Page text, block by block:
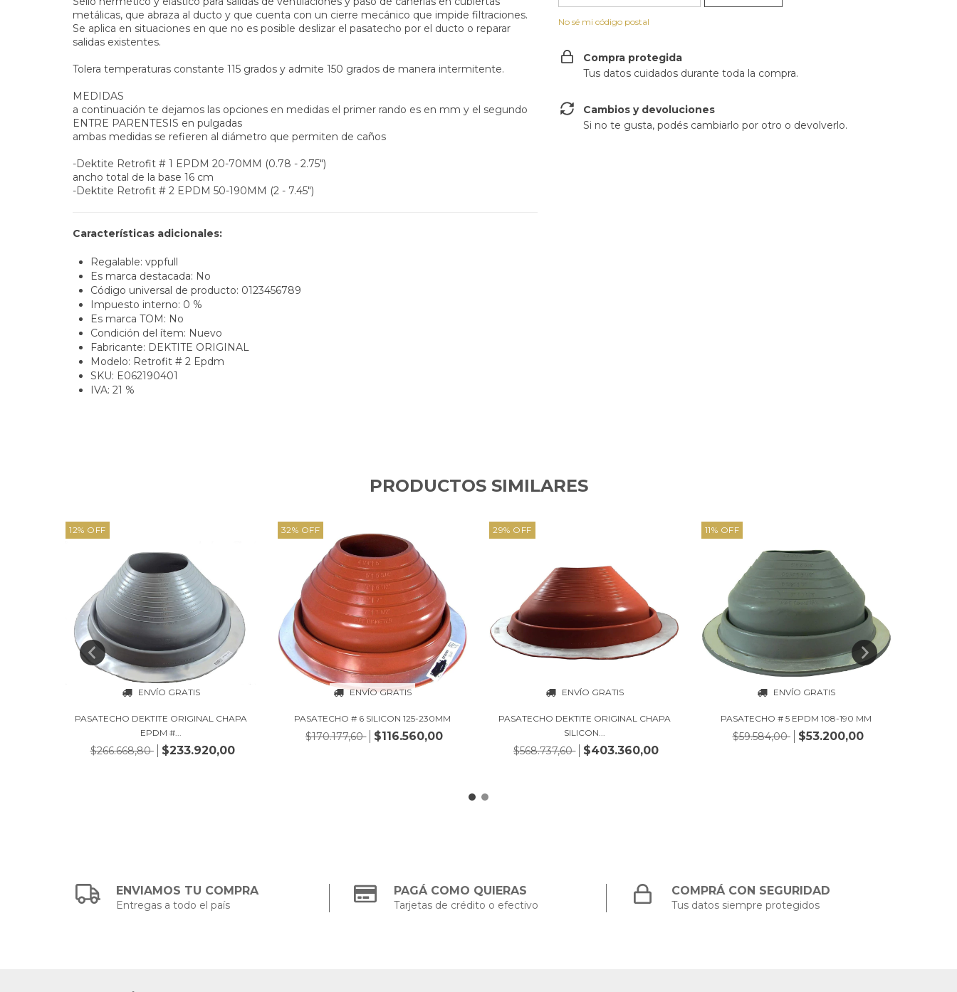
metálicas, que abraza al ducto y que cuenta con un cierre mecánico que impide filtraciones.
Se aplica en situaciones en que no es posible deslizar el pasatecho por el ducto o reparar
salidas existentes.
Tolera temperaturas constante 115 grados y admite 150 grados de manera intermitente.
MEDIDAS
a continuación te dejamos las opciones en medidas el primer rando es en mm y el segundo
ENTRE PARENTESIS en pulgadas
ambas medidas se refieren al diámetro que permiten de caños
-Dektite Retrofit # 1 EPDM 20-70MM (0.78 - 2.75")
ancho total de la base 16 cm
-Dektite Retrofit # 2 EPDM 50-190MM (2 - 7.45")
Características adicionales:
Regalable: vppfull
Es marca destacada: No
Código universal de producto: 0123456789
Impuesto interno: 0 %
Es marca TOM: No
Condición del ítem: Nuevo
Fabricante: DEKTITE ORIGINAL
Modelo: Retrofit # 2 Epdm
SKU: E062190401
IVA: 21 %
No sé mi código postal
Compra protegida
Tus datos cuidados durante toda la compra.
Cambios y devoluciones
Si no te gusta, podés cambiarlo por otro o devolverlo.
PRODUCTOS SIMILARES
12% OFF
ENVÍO GRATIS
PASATECHO DEKTITE ORIGINAL CHAPA
EPDM #...
$266.668,80 $233.920,00
32% OFF
ENVÍO GRATIS
PASATECHO # 6 SILICON 125-230MM
$170.177,60 $116.560,00
29% OFF
ENVÍO GRATIS
PASATECHO DEKTITE ORIGINAL CHAPA
SILICON...
$568.737,60 $403.360,00
11% OFF
ENVÍO GRATIS
PASATECHO # 5 EPDM 108-190 MM
$59.584,00 $53.200,00
ENVIAMOS TU COMPRA
Entregas a todo el país
PAGÁ COMO QUIERAS
Tarjetas de crédito o efectivo
COMPRÁ CON SEGURIDAD
Tus datos siempre protegidos